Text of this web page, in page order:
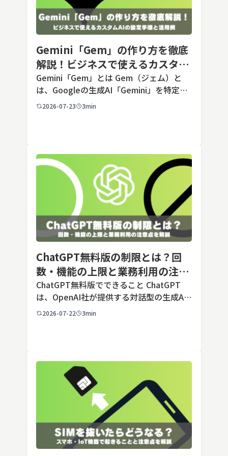
Gemini「Gem」の作り方を徹底
解説！ビジネスで使えるカスタム
AIの設定手順と活用例
Gemini「Gem」とは Gem（ジェム）と
は、Googleの生成AI「Gemini」を特定の
用途に合わせてカスタマイズできる機能で
2026-07-23 3min
ChatGPT無料版の制限とは？回
数・機能の上限と業務利用の注意
点を解説【2026年最新】
ChatGPT無料版でできること ChatGPT
は、OpenAI社が提供する対話型の生成AI
サービスです。アカウントを登録すれば無
2026-07-22 3min